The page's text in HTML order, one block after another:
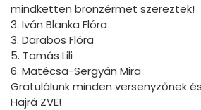
mindketten bronzérmet szereztek!
3. Iván Blanka Flóra
3. Darabos Flóra
5. Tamás Lili
6. Matécsa-Sergyán Mira
Gratulálunk minden versenyzőnek
Hajrá ZVE!